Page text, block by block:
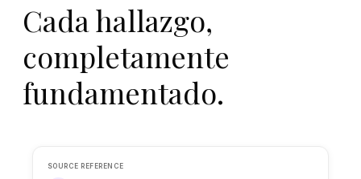
Overall Risk Score
Cada hallazgo,
completamente
fundamentado.